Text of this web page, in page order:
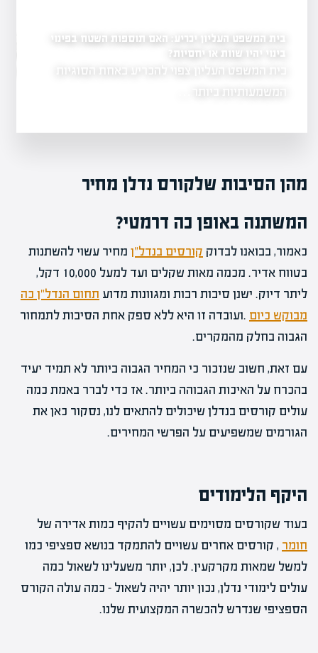
האם תוספות השטח בפינוי
באחת הסוגיות
לראשונה: עיריית רחובות קובעת תמורות למבני מסחר
במתחם ההרס של השוק
שנה לאחר נזקי מלחמה קשים שספג מתחם השוק
ברחובות…
מהן הסיבות שלקורס נדלן מחיר
המשתנה באופן כה דרמטי?
כאמור, בבואנו לבדוק קורסים בנדל"ן מחיר עשוי להשתנות
בטווח אדיר. מכמה מאות שקלים ועד למעל 10,000 דקל,
ליתר דיוק. ישנן סיבות רבות ומגוונות מדוע תחום הנדל"ן כה
מבוקש כיום .ועובדה זו היא ללא ספק אחת הסיבות לתמחור
הגבוה בחלק מהמקרים.
עם זאת, חשוב שנזכור כי המחיר הגבוה ביותר לא תמיד יעיד
בהכרח על האיכות הגבוהה ביותר. אז כדי לברר באמת כמה
עולים קורסים בנדלן שיכולים להתאים לנו, נסקור כאן את
הגורמים שמשפיעים על הפרשי המחירים.
היקף הלימודים
בעוד שקורסים מסוימים עשויים להקיף כמות אדירה של
חומר , קורסים אחרים עשויים להתמקד בנושא ספציפי כמו
למשל שמאות מקרקעין. לכן, יותר משעלינו לשאול כמה
עולים לימודי נדלן, נכון יותר יהיה לשאול – כמה עולה הקורס
הספציפי שנדרש להכשרה המקצועית שלנו.